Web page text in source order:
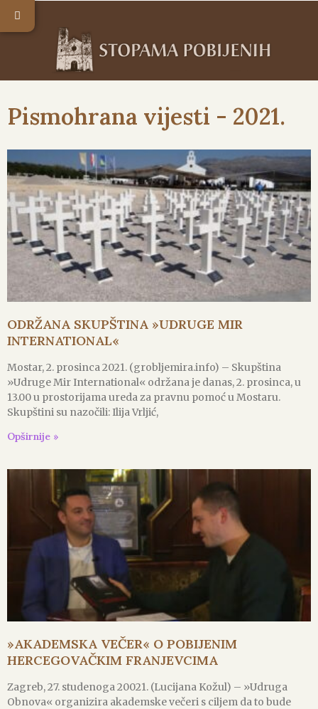
Pismohrana vijesti - 2021.
ODRŽANA SKUPŠTINA »UDRUGE MIR
INTERNATIONAL«
Mostar, 2. prosinca 2021. (grobljemira.info) – Skupština
»Udruge Mir International« održana je danas, 2. prosinca, u
13.00 u prostorijama ureda za pravnu pomoć u Mostaru.
Skupštini su nazočili: Ilija Vrljić,
Opširnije »
»AKADEMSKA VEČER« O POBIJENIM
HERCEGOVAČKIM FRANJEVCIMA
Zagreb, 27. studenoga 20021. (Lucijana Kožul) – »Udruga
Obnova« organizira akademske večeri s ciljem da to bude